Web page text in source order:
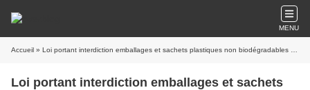
MENU
Accueil » Loi portant interdiction emballages et sachets plastiques non biodégradables (Burkina Faso)
Loi portant interdiction emballages et sachets